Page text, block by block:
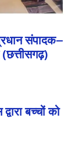
संपादक–
बच्चों को